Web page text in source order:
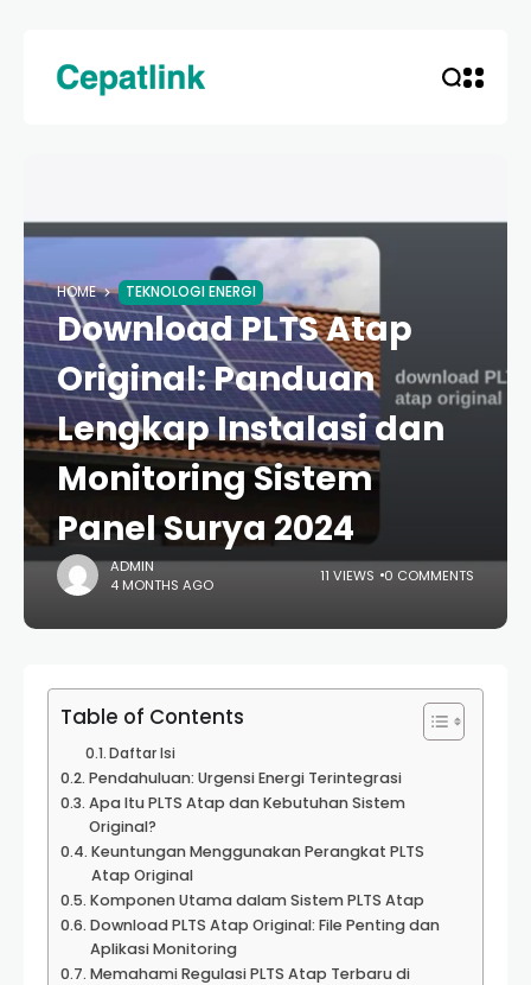
HOME TEKNOLOGI ENERGI
Download PLTS Atap
Original: Panduan
Lengkap Instalasi dan
Monitoring Sistem
Panel Surya 2024
ADMIN
4 MONTHS AGO
11 VIEWS 0 COMMENTS
Table of Contents
Daftar Isi
Pendahuluan: Urgensi Energi Terintegrasi
Apa Itu PLTS Atap dan Kebutuhan Sistem
Original?
Keuntungan Menggunakan Perangkat PLTS
Atap Original
Komponen Utama dalam Sistem PLTS Atap
Download PLTS Atap Original: File Penting dan
Aplikasi Monitoring
Memahami Regulasi PLTS Atap Terbaru di